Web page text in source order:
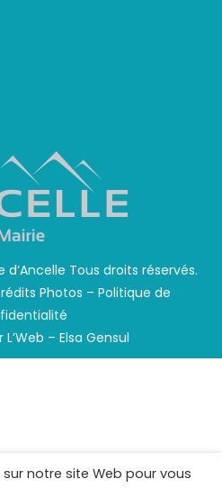
Tous droits réservés.
Photos – Politique de
L’Web – Elsa Gensul
notre site Web pour vous